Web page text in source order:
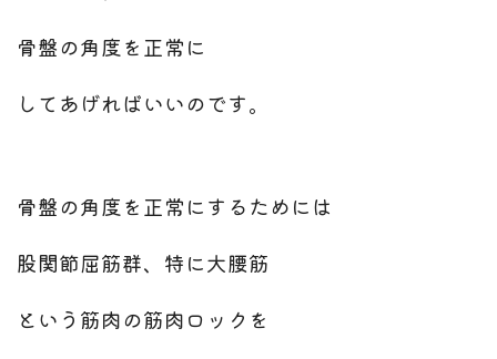
骨盤の角度を正常に
してあげればいいのです。
骨盤の角度を正常にするためには
股関節屈筋群、特に大腰筋
という筋肉の筋肉ロックを